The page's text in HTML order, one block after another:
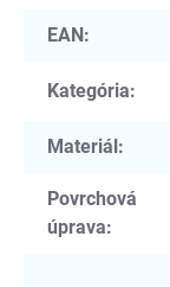
EAN:
Kategória:
Materiál:
Povrchová
úprava: